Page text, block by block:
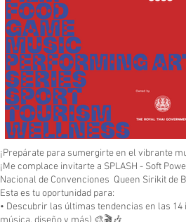
¡Prepárate para sumergirte en el vibrante
¡Me complace invitarte a SPLASH - Soft
Nacional de Convenciones Queen Sirikit de
Esta es tu oportunidad para:
• Descubrir las últimas tendencias en las